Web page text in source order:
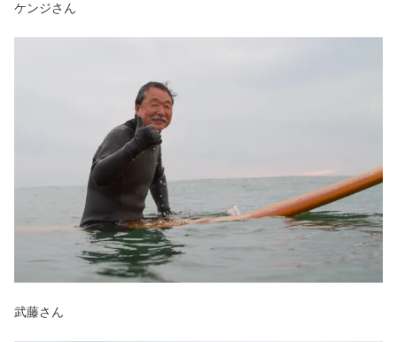
ケンジさん
武藤さん